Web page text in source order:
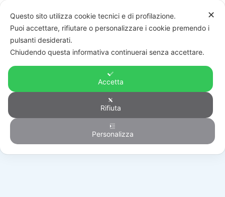
Generico
✕
Questo sito utilizza cookie tecnici e di profilazione.
Puoi accettare, rifiutare o personalizzare i cookie premendo i
pulsanti desiderati.
Chiudendo questa informativa continuerai senza accettare.
Accetta
Rifiuta
Personalizza